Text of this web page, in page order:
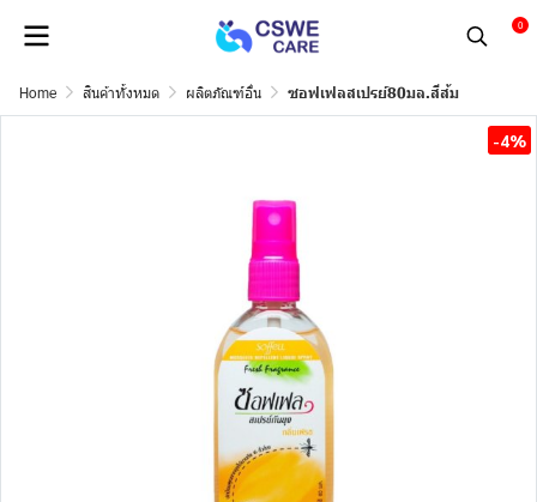
0
Home สินค้าทั้งหมด ผลิตภัณฑ์อื่น ซอฟเฟลสเปรย์80มล.สีส้ม
-4%